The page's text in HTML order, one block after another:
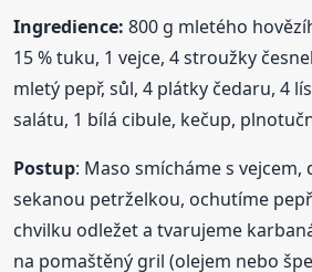
Ingredience: 800 g mletého
15 % tuku, 1 vejce, 4 stroužky
mletý pepř, sůl, 4 plátky čedaru, 4
salátu, 1 bílá cibule, kečup,
Postup: Maso smícháme s vejcem,
sekanou petrželkou, ochutíme
chvilku odležet a tvarujeme
na pomaštěný gril (olejem nebo